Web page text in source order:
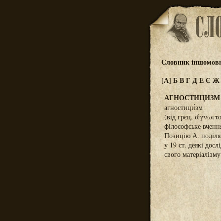
Словник
[А] БВГ ДЕЄ Ж
АГНОСТИЦИЗМ
агностици́зм
(від грєц,
філософське
Позицію А.
у 19 ст. деякі
свого